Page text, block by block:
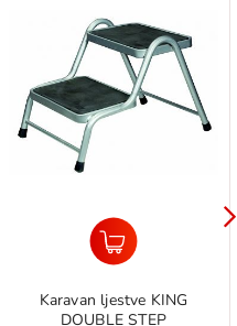
Karavan ljestve KING
DOUBLE STEP